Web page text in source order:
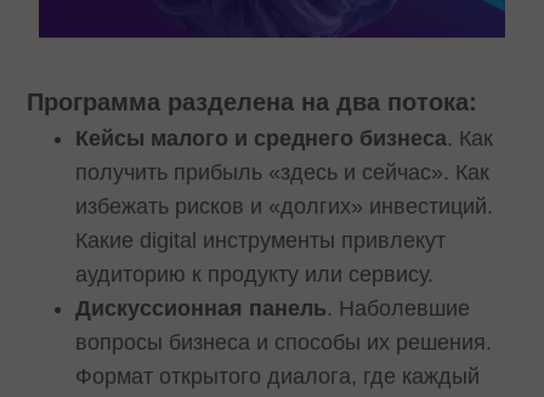
Программа разделена на два потока:
Кейсы малого и среднего бизнеса. Как
получить прибыль «здесь и сейчас». Как
избежать рисков и «долгих» инвестиций.
Какие digital инструменты привлекут
аудиторию к продукту или сервису.
Дискуссионная панель. Наболевшие
вопросы бизнеса и способы их решения.
Формат открытого диалога, где каждый